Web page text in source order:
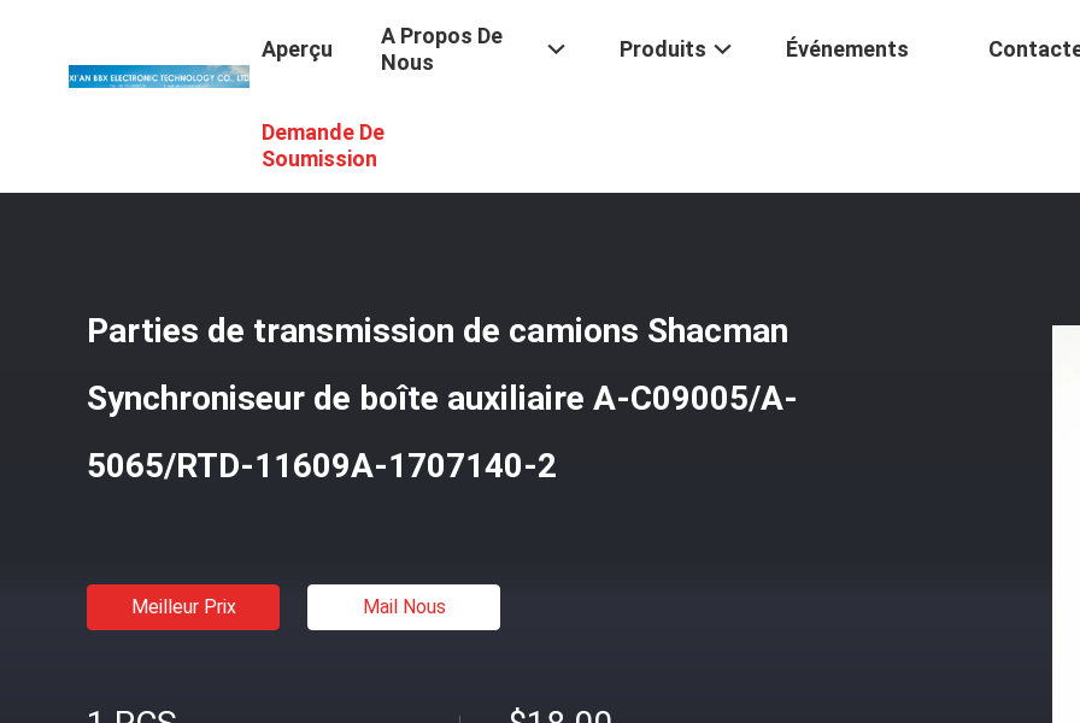
Aperçu
A Propos De
Nous
Produits Événements
Demande De
Soumission
Pièces De Transmission De Camions
Parties de transmission de camions Shacman
Synchroniseur de boîte auxiliaire A-C09005/A-
5065/RTD-11609A-1707140-2
Meilleur Prix Mail Nous